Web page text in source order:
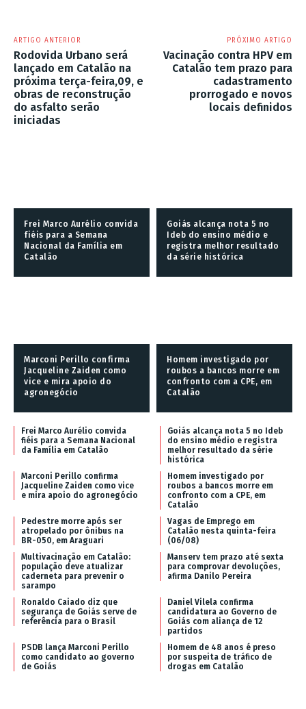
ARTIGO ANTERIOR
Rodovida Urbano será
lançado em Catalão na
próxima terça-feira,09, e
obras de reconstrução
do asfalto serão
iniciadas
PRÓXIMO ARTIGO
Vacinação contra HPV em
Catalão tem prazo para
cadastramento
prorrogado e novos
locais definidos
Frei Marco Aurélio convida
fiéis para a Semana
Nacional da Família em
Catalão
Goiás alcança nota 5 no
Ideb do ensino médio e
registra melhor resultado
da série histórica
Marconi Perillo confirma
Jacqueline Zaiden como
vice e mira apoio do
agronegócio
Homem investigado por
roubos a bancos morre em
confronto com a CPE, em
Catalão
Frei Marco Aurélio convida
fiéis para a Semana Nacional
da Família em Catalão
Goiás alcança nota 5 no Ideb
do ensino médio e registra
melhor resultado da série
histórica
Marconi Perillo confirma
Jacqueline Zaiden como vice
e mira apoio do agronegócio
Homem investigado por
roubos a bancos morre em
confronto com a CPE, em
Catalão
Pedestre morre após ser
atropelado por ônibus na
BR-050, em Araguari
Vagas de Emprego em
Catalão nesta quinta-feira
(06/08)
Multivacinação em Catalão:
população deve atualizar
caderneta para prevenir o
sarampo
Manserv tem prazo até sexta
para comprovar devoluções,
afirma Danilo Pereira
Ronaldo Caiado diz que
segurança de Goiás serve de
referência para o Brasil
Daniel Vilela confirma
candidatura ao Governo de
Goiás com aliança de 12
partidos
PSDB lança Marconi Perillo
como candidato ao governo
de Goiás
Homem de 48 anos é preso
por suspeita de tráfico de
drogas em Catalão